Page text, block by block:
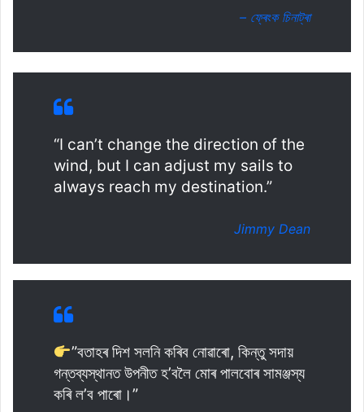
– ফ্ৰেংক চিনাট্ৰা
“I can’t change the direction of the
wind, but I can adjust my sails to
always reach my destination.”
Jimmy Dean
”বতাহৰ দিশ সলনি কৰিব নোৱাৰো, কিন্তু সদায়
গন্তব্যস্থানত উপনীত হ’বলৈ মোৰ পালবোৰ সামঞ্জস্য
কৰি ল’ব পাৰো।”